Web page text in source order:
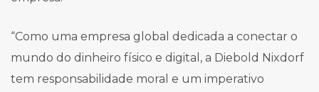
“Como uma empresa global dedicada a conectar o
mundo do dinheiro físico e digital, a Diebold Nixdorf
tem responsabilidade moral e um imperativo